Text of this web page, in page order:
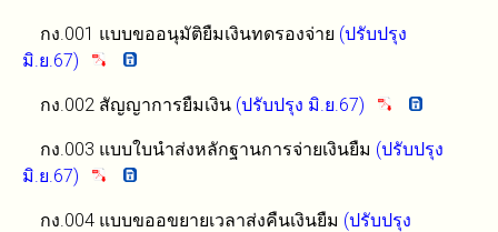
กง.001 แบบขออนุมัติยืมเงินทดรองจ่าย (ปรับปรุง
มิ.ย.67)
กง.002 สัญญาการยืมเงิน (ปรับปรุง มิ.ย.67)
กง.003 แบบใบนำส่งหลักฐานการจ่ายเงินยืม (ปรับปรุง
มิ.ย.67)
กง.004 แบบขออขยายเวลาส่งคืนเงินยืม (ปรับปรุง